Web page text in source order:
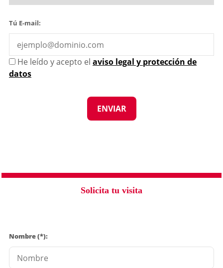
Solicita tu visita
Nombre (*):
Tú E-mail:
He leído y acepto el aviso legal y protección de
datos